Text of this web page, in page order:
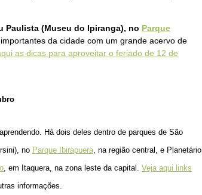
Paulista (Museu do Ipiranga), no Parque
da cidade com um grande acervo de
as dicas para aproveitar o feriado de 12 de
Há dois deles dentro de parques de São
no Parque Ibirapuera , na região central,
e Planetário
em Itaquera, na zona leste da capital. Veja aqui links
informações.